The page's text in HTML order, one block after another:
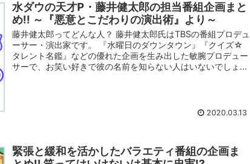
水ダウの天才P・藤井健太郎の担当番組企画まと
め!! ～『悪意とこだわりの演出術』より～
藤井健太郎ってどんな人？ 藤井健太郎氏はTBSの番組プロデュ
ーサー・演出家です。 『水曜日のダウンタウン』『クイズ☆
タレント名鑑』などの優れた企画を生み出した敏腕プロデュー
サーで、お笑い好きで彼の名前を知らない人はいないでしょ...
2020.03.13
緊張と緩和を活かしたバラエティ番組の企画ま